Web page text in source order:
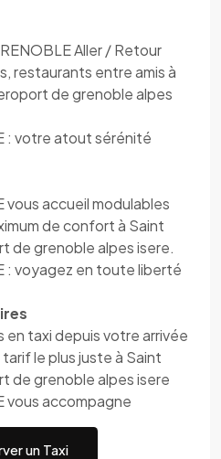
Aller / Retour
restaurants entre amis à
de grenoble alpes
: votre atout sérénité
vous accueil modulables
de confort à Saint
de grenoble alpes isere.
: voyagez en toute liberté
en taxi depuis votre arrivée
le plus juste à Saint
de grenoble alpes isere
vous accompagne
un Taxi